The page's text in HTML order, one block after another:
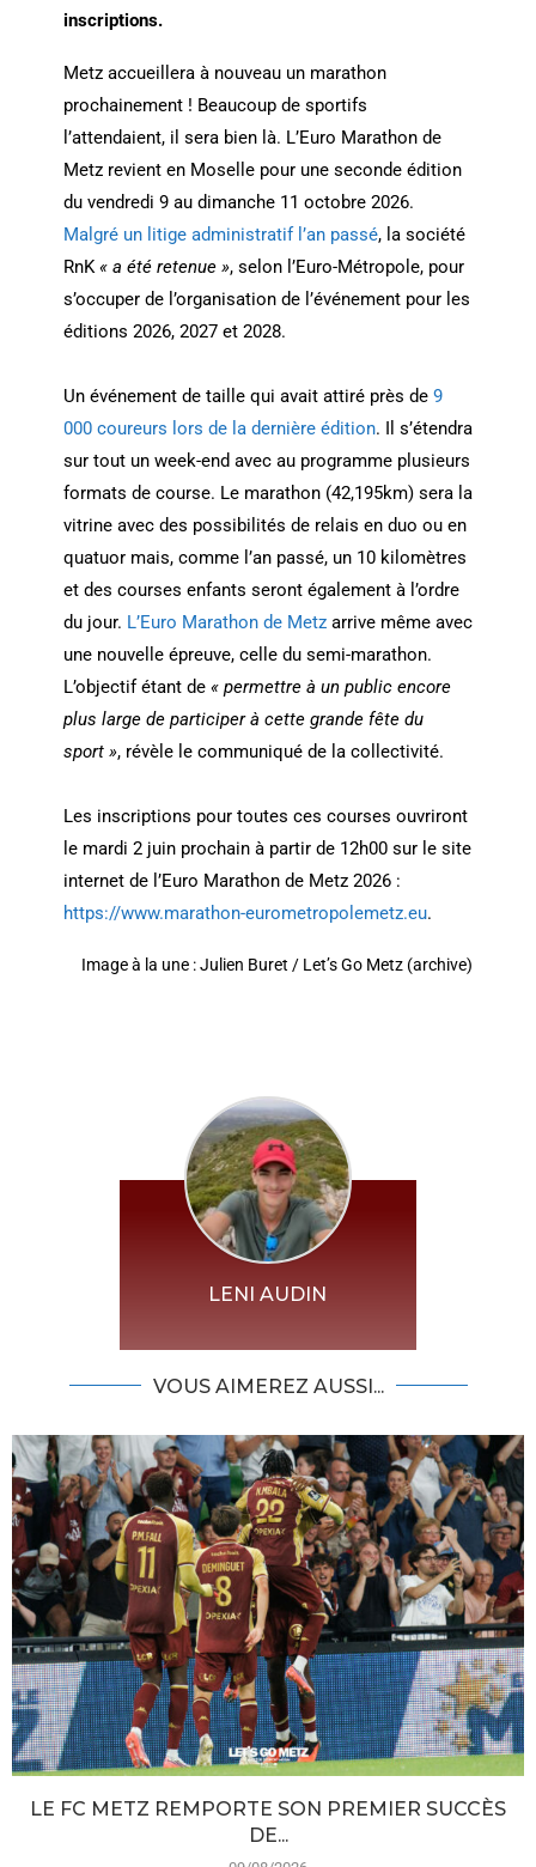
inscriptions.
Metz accueillera à nouveau un marathon
prochainement ! Beaucoup de sportifs
l’attendaient, il sera bien là. L’Euro Marathon de
Metz revient en Moselle pour une seconde édition
du vendredi 9 au dimanche 11 octobre 2026.
Malgré un litige administratif l’an passé, la société
RnK« a été retenue », selon l’Euro-Métropole, pour
s’occuper de l’organisation de l’événement pour les
éditions 2026, 2027 et 2028.
Un événement de taille qui avait attiré près de 9
000 coureurs lors de la dernière édition. Il s’étendra
sur tout un week-end avec au programme plusieurs
formats de course. Le marathon (42,195km) sera la
vitrine avec des possibilités de relais en duo ou en
quatuor mais, comme l’an passé, un 10 kilomètres
et des courses enfants seront également à l’ordre
du jour. L’Euro Marathon de Metzarrive même avec
une nouvelle épreuve, celle du semi-marathon.
L’objectif étant de « permettre à un public encore
plus large de participer à cette grande fête du
sport », révèle le communiqué de la collectivité.
Les inscriptions pour toutes ces courses ouvriront
le mardi 2 juin prochain à partir de 12h00 sur le site
internet de l’Euro Marathon de Metz 2026 :
https://www.marathon-eurometropolemetz.eu.
Image à la une : Julien Buret / Let’s Go Metz (archive)
LENI AUDIN
VOUS AIMEREZ AUSSI...
LE FC METZ REMPORTE SON PREMIER SUCCÈS
DE...